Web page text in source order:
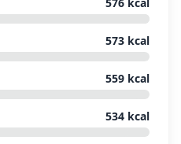
573 kcal
559 kcal
534 kcal